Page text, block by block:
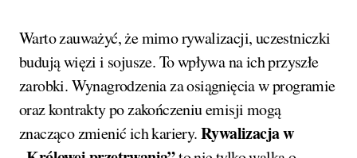
Warto zauważyć, że mimo rywalizacji, uczestniczki
budują więzi i sojusze. To wpływa na ich przyszłe
zarobki. Wynagrodzenia za osiągnięcia w programie
oraz kontrakty po zakończeniu emisji mogą
znacząco zmienić ich kariery.Rywalizacja w